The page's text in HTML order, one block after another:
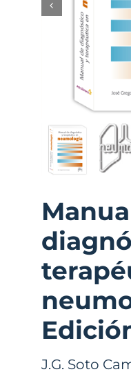
J.G. Soto